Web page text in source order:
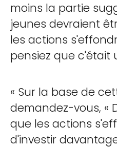
moins la partie
jeunes devraient
les actions
pensiez que c'était
« Sur la base de
demandez-vous, «
que les actions
d'investir